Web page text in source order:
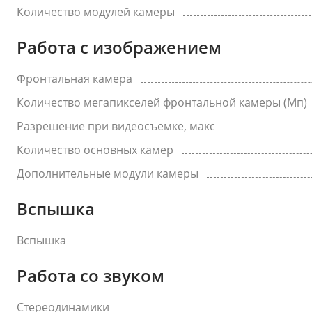
Количество модулей камеры
Работа с изображением
Фронтальная камера
Количество мегапикселей фронтальной камеры (Мп)
Разрешение при видеосъемке, макс
Количество основных камер
Дополнительные модули камеры
Вспышка
Вспышка
Работа со звуком
Стереодинамики